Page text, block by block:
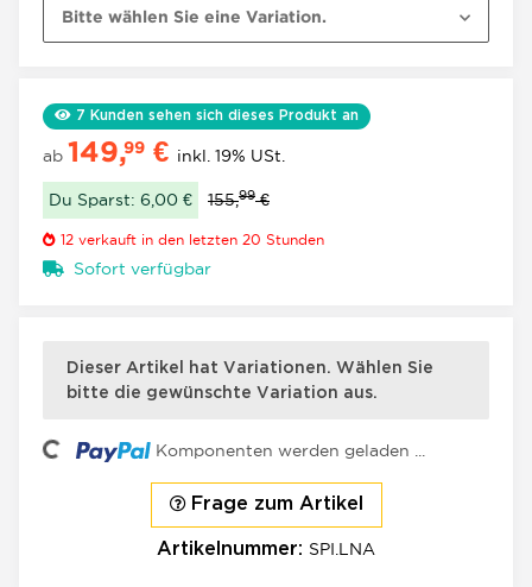
Bitte wählen Sie eine Variation.
7 Kunden sehen sich dieses Produkt an
ab 149,99 € inkl. 19% USt.
Du Sparst: 6,00 € 155,99€
12 verkauft in den letzten 20 Stunden
Sofort verfügbar
xDieser Artikel hat Variationen. Wählen Sie
bitte die gewünschte Variation aus.
Komponenten werden geladen ...
Frage zum Artikel
Artikelnummer: SPI.LNA